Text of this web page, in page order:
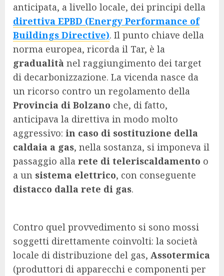
anticipata, a livello locale, dei principi della
direttiva EPBD (Energy Performance of
Buildings Directive). Il punto chiave della
norma europea, ricorda il Tar, è la
gradualità nel raggiungimento dei target
di decarbonizzazione. La vicenda nasce da
un ricorso contro un regolamento della
Provincia di Bolzano che, di fatto,
anticipava la direttiva in modo molto
aggressivo: in caso di sostituzione della
caldaia a gas, nella sostanza, si imponeva il
passaggio alla rete di teleriscaldamento o
a un sistema elettrico, con conseguente
distacco dalla rete di gas.
Contro quel provvedimento si sono mossi
soggetti direttamente coinvolti: la società
locale di distribuzione del gas, Assotermica
(produttori di apparecchi e componenti per